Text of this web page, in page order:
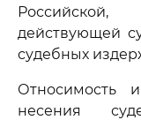
действующей
судебных
Относимость и
несения